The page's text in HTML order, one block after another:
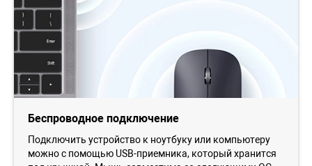
Беспроводное подключение
Подключить устройство к ноутбуку или компьютеру
можно с помощью USB-приемника, который хранится